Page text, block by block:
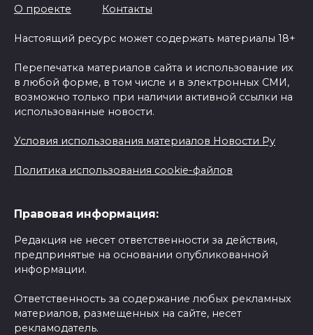
О проекте Контакты
Настоящий ресурс может содержать материалы 18+
Перепечатка материалов сайта и использование их
в любой форме, в том числе и в электронных СМИ,
возможно только при наличии активной ссылки на
использованные новости.
Условия использования материалов Новости Ру
Политика использования cookie-файлов
Правовая информация:
Редакция не несет ответственности за действия,
предпринятые на основании опубликованной
информации.
Ответственность за содержание любых рекламных
материалов, размещенных на сайте, несет
рекламодатель.